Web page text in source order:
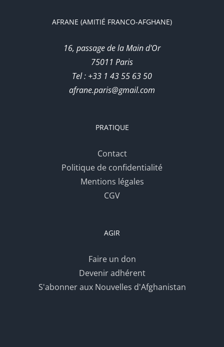
AFRANE (AMITIÉ FRANCO-AFGHANE)
16, passage de la Main d'Or
75011 Paris
Tel : +33 1 43 55 63 50
afrane.paris@gmail.com
PRATIQUE
Contact
Politique de confidentialité
Mentions légales
CGV
AGIR
Faire un don
Devenir adhérent
S'abonner aux Nouvelles d'Afghanistan